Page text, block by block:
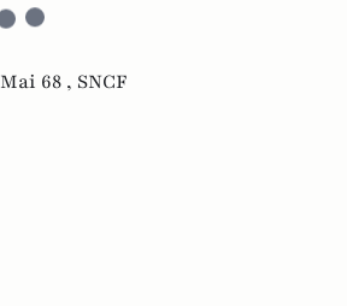
Mai 68 , SNCF